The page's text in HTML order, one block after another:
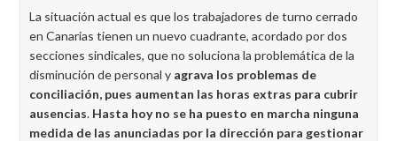
La situación actual es que los trabajadores de turno cerrado
en Canarias tienen un nuevo cuadrante, acordado por dos
secciones sindicales, que no soluciona la problemática de la
disminución de personal y agrava los problemas de
conciliación, pues aumentan las horas extras para cubrir
ausencias. Hasta hoy no se ha puesto en marcha ninguna
medida de las anunciadas por la dirección para gestionar